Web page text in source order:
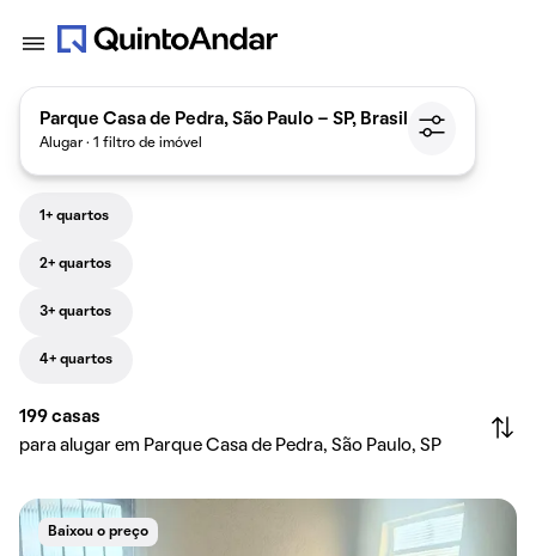
Parque Casa de Pedra, São Paulo - SP, Brasil
Alugar · 1 filtro de imóvel
1+ quartos
2+ quartos
3+ quartos
4+ quartos
199 casas
para alugar em Parque Casa de Pedra, São Paulo, SP
Baixou o preço